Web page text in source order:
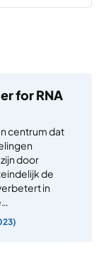
for RNA
centrum dat
door
de
in